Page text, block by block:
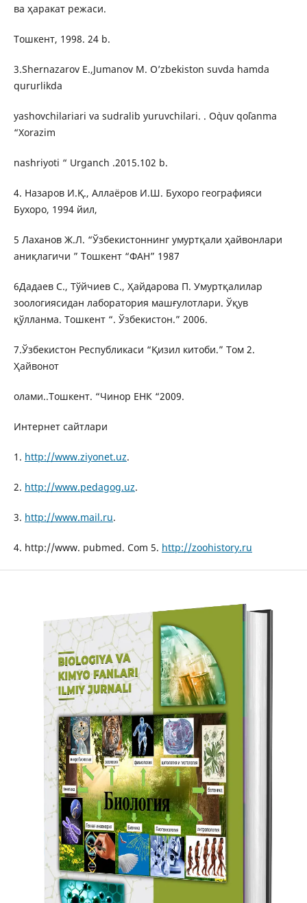
ва ҳаракат режаси.
Тошкент, 1998. 24 b.
3.Shernazarov E.,Jumanov M. O’zbekiston suvda hamda
qururlikda
yashovchilariari va sudralib yuruvchilari. . O`quv qo`lanma
“Xorazim
nashriyoti “ Urganch .2015.102 b.
4. Назаров И.Қ., Аллаёров И.Ш. Бухоро географияси
Бухоро, 1994 йил,
5 Лаханов Ж.Л. “Ўзбекистоннинг умуртқали ҳайвонлари
аниқлагичи ” Тошкент “ФАН” 1987
6Дадаев С., Тўйчиев С., Ҳайдарова П. Умуртқалилар
зоологиясидан лаборатория машғулотлари. Ўқув
қўлланма. Тошкент “. Ўзбекистон.” 2006.
7.Ўзбекистон Республикаси “Қизил китоби.” Том 2.
Ҳайвонот
олами..Тошкент. “Чинор ЕНК “2009.
Интернет сайтлари
1. http://www.ziyonet.uz.
2. http://www.pedagog.uz.
3. http://www.mail.ru.
4. http://www. pubmed. Com 5. http://zoohistory.ru